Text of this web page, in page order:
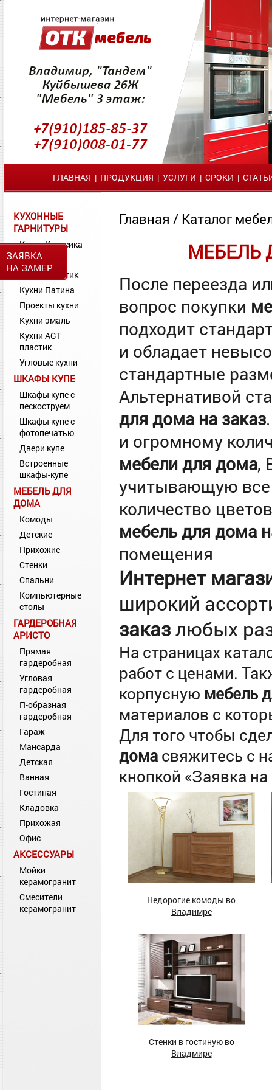
ЗАЯВКА
НА ЗАМЕР
ГЛАВНАЯ | ПРОДУКЦИЯ | УСЛУГИ | СРОКИ |
КУХОННЫЕ
ГАРНИТУРЫ
Кухни Классика
Кухни МДФ
Кухни Пластик
Кухни Патина
Проекты кухни
Кухни эмаль
Кухни AGT
пластик
Угловые кухни
ШКАФЫ КУПЕ
Шкафы купе с
пескоструем
Шкафы купе с
фотопечатью
Двери купе
Встроенные
шкафы-купе
МЕБЕЛЬ ДЛЯ
ДОМА
Комоды
Детские
Прихожие
Стенки
Спальни
Компьютерные
столы
ГАРДЕРОБНАЯ
АРИСТО
Прямая
гардеробная
Угловая
гардеробная
П-образная
гардеробная
Гараж
Мансарда
Детская
Ванная
Гостиная
Кладовка
Прихожая
Офис
АКСЕССУАРЫ
Мойки
керамогранит
Смесители
керамогранит
Главная / Каталог
МЕБЕЛЬ
После переезда
вопрос покупки
подходит
и обладает
стандартные
Альтернативой
для дома на заказ
и огромному
мебели для дома,
учитывающую все
количество
мебель для дома
помещения
Интернет
широкий
заказлюбых
На страницах
работ с ценами.
корпусную мебель
материалов с
Для того чтобы
дома свяжитесь с
кнопкой «Заявка
Недорогие комоды во
Владимре
Стенки в гостиную во
Владмире